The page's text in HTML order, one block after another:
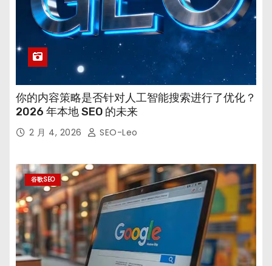
你的内容策略是否针对人工智能搜索进行了优化？
2026 年本地 SEO 的未来
2 月 4, 2026 SEO-Leo
谷歌SEO